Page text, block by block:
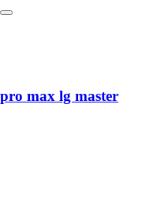
max lg master